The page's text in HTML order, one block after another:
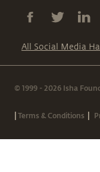
All Social Media
© 1999 - 2026 Isha
|Terms & Conditions |